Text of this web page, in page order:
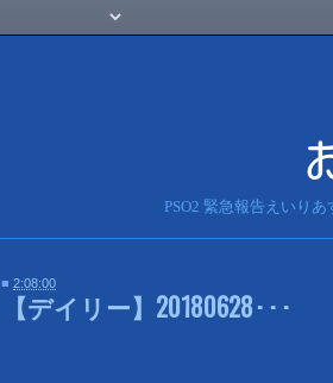
PSO2 緊急報告えいり
【デイリー】20180628･･･
■2:08:00